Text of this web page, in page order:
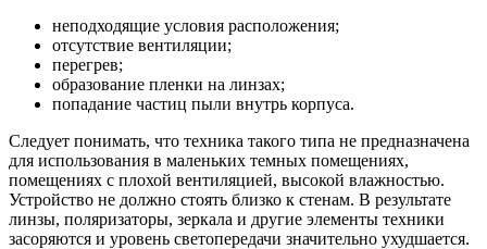
неподходящие условия расположения;
отсутствие вентиляции;
перегрев;
образование пленки на линзах;
попадание частиц пыли внутрь корпуса.
Следует понимать, что техника такого типа не предназначена
для использования в маленьких темных помещениях,
помещениях с плохой вентиляцией, высокой влажностью.
Устройство не должно стоять близко к стенам. В результате
линзы, поляризаторы, зеркала и другие элементы техники
засоряются и уровень светопередачи значительно ухудшается.